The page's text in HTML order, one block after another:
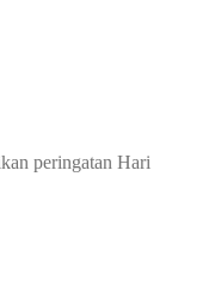
peringatan Hari